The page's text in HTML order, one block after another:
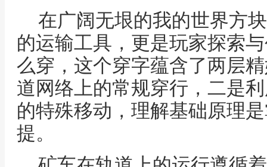
在广阔无垠的我的世界方
的运输工具，更是玩家探索
么穿，这个穿字蕴含了两层
道网络上的常规穿行，二是
的特殊移动，理解基础原理
提。